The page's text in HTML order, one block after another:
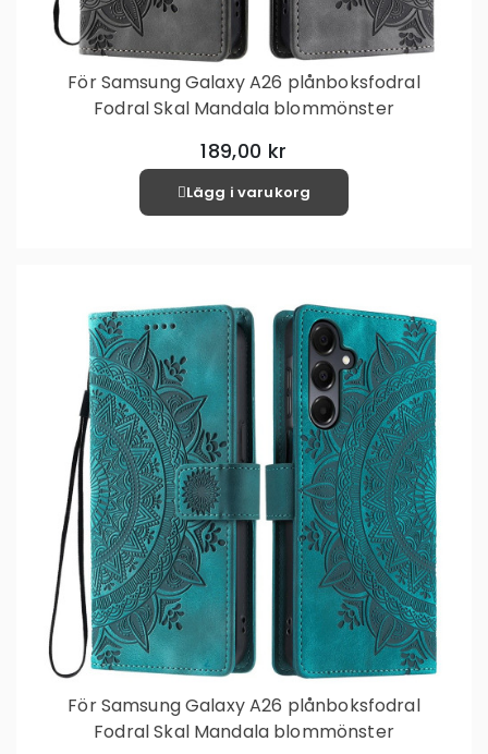
För Samsung Galaxy A26 plånboksfodral
Fodral Skal Mandala blommönster
189,00 kr
Lägg i varukorg
För Samsung Galaxy A26 plånboksfodral
Fodral Skal Mandala blommönster